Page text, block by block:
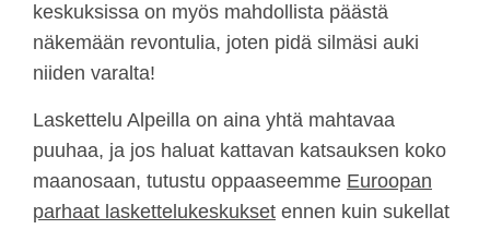
keskuksissa on myös mahdollista päästä
näkemään revontulia, joten pidä silmäsi auki
niiden varalta!
Laskettelu Alpeilla on aina yhtä mahtavaa
puuhaa, ja jos haluat kattavan katsauksen koko
maanosaan, tutustu oppaaseemme Euroopan
parhaat laskettelukeskukset ennen kuin sukellat